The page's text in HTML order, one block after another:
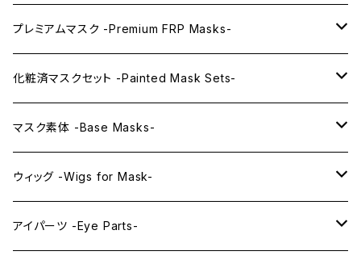
プレミアムマスク -Premium FRP Masks-
KAWAII PREMIUM Mask & Wig Sets
プレミアムマスク素体-Premium base masks-
プレミアムウィッグ -Premium Wigs-
プレミアムレンズアイ -Premium Lens eye-
化粧済マスクセット -Painted Mask Sets-
KAWAII EX series
KAWAII series
IDOL series
マスク素体 -Base Masks-
アニメマスク -Anime Masks-
ドールマスク -Doll Masks-
ウィッグ -Wigs for Mask-
ロング -Long-
アイパーツ -Eye Parts-